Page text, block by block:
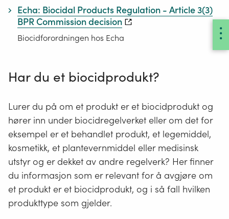
Echa: Biocidal Products Regulation - Article 3(3)
BPR Commission decision
Biocidforordningen hos Echa
Har du et biocidprodukt?
Lurer du på om et produkt er et biocidprodukt og
hører inn under biocidregelverket eller om det for
eksempel er et behandlet produkt, et legemiddel,
kosmetikk, et plantevernmiddel eller medisinsk
utstyrog er dekket av andre regelverk? Her finner
du informasjon som er relevant for å avgjøre om
et produkt er et biocidprodukt, og i så fall hvilken
produkttype som gjelder.